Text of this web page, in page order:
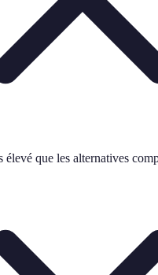
que les alternatives